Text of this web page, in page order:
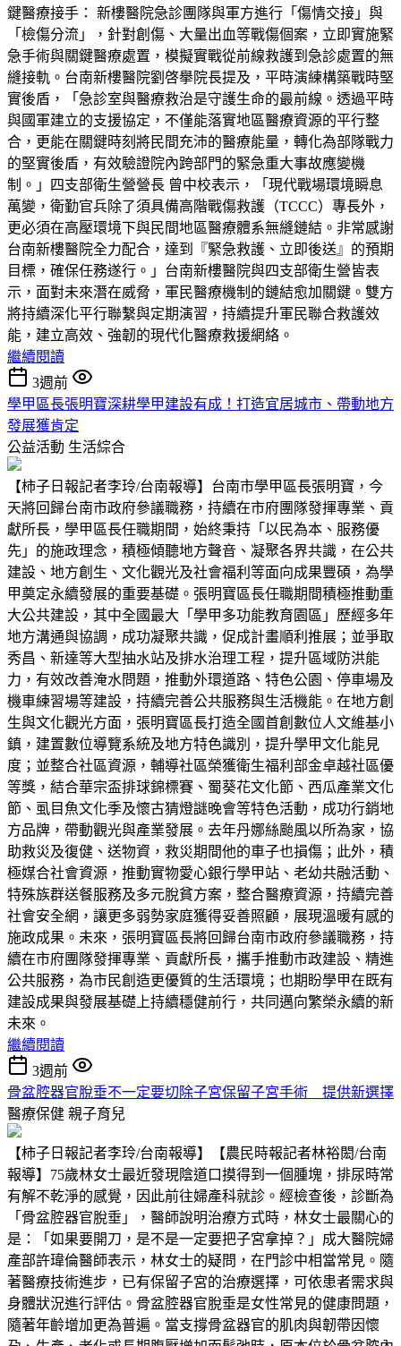
鍵醫療接手： 新樓醫院急診團隊與軍方進行「傷情交接」與
「檢傷分流」，針對創傷、大量出血等戰傷個案，立即實施緊
急手術與關鍵醫療處置，模擬實戰從前線救護到急診處置的無
縫接軌。台南新樓醫院劉啓擧院長提及，平時演練構築戰時堅
實後盾，「急診室與醫療救治是守護生命的最前線。透過平時
與國軍建立的支援協定，不僅能落實地區醫療資源的平行整
合，更能在關鍵時刻將民間充沛的醫療能量，轉化為部隊戰力
的堅實後盾，有效驗證院內跨部門的緊急重大事故應變機
制。」四支部衛生營營長 曾中校表示，「現代戰場環境瞬息
萬變，衛勤官兵除了須具備高階戰傷救護（TCCC）專長外，
更必須在高壓環境下與民間地區醫療體系無縫鏈結。非常感謝
台南新樓醫院全力配合，達到『緊急救護、立即後送』的預期
目標，確保任務遂行。」台南新樓醫院與四支部衛生營皆表
示，面對未來潛在威脅，軍民醫療機制的鏈結愈加關鍵。雙方
將持續深化平行聯繫與定期演習，持續提升軍民聯合救護效
能，建立高效、強韌的現代化醫療救援網絡。
繼續閱讀
3週前
學甲區長張明寶深耕學甲建設有成！打造宜居城市、帶動地方
發展獲肯定
公益活動 生活綜合
【柿子日報記者李玲/台南報導】台南市學甲區長張明寶，今
天將回歸台南市政府參議職務，持續在市府團隊發揮專業、貢
獻所長，學甲區長任職期間，始終秉持「以民為本、服務優
先」的施政理念，積極傾聽地方聲音、凝聚各界共識，在公共
建設、地方創生、文化觀光及社會福利等面向成果豐碩，為學
甲奠定永續發展的重要基礎。張明寶區長任職期間積極推動重
大公共建設，其中全國最大「學甲多功能教育園區」歷經多年
地方溝通與協調，成功凝聚共識，促成計畫順利推展；並爭取
秀昌、新達等大型抽水站及排水治理工程，提升區域防洪能
力，有效改善淹水問題，推動外環道路、特色公園、停車場及
機車練習場等建設，持續完善公共服務與生活機能。在地方創
生與文化觀光方面，張明寶區長打造全國首創數位人文維基小
鎮，建置數位導覽系統及地方特色識別，提升學甲文化能見
度；並整合社區資源，輔導社區榮獲衛生福利部金卓越社區優
等獎，結合華宗盃排球錦標賽、蜀葵花文化節、西瓜產業文化
節、虱目魚文化季及懷古猜燈謎晚會等特色活動，成功行銷地
方品牌，帶動觀光與產業發展。去年丹娜絲颱風以所為家，協
助救災及復健、送物資，救災期間他的車子也損傷；此外，積
極媒合社會資源，推動實物愛心銀行學甲站、老幼共融活動、
特殊族群送餐服務及多元脫貧方案，整合醫療資源，持續完善
社會安全網，讓更多弱勢家庭獲得妥善照顧，展現溫暖有感的
施政成果。未來，張明寶區長將回歸台南市政府參議職務，持
續在市府團隊發揮專業、貢獻所長，攜手推動市政建設、精進
公共服務，為市民創造更優質的生活環境；也期盼學甲在既有
建設成果與發展基礎上持續穩健前行，共同邁向繁榮永續的新
未來。
繼續閱讀
3週前
骨盆腔器官脫垂不一定要切除子宮保留子宮手術 提供新選擇
醫療保健 親子育兒
【柿子日報記者李玲/台南報導】【農民時報記者林裕閎/台南
報導】75歲林女士最近發現陰道口摸得到一個腫塊，排尿時常
有解不乾淨的感覺，因此前往婦產科就診。經檢查後，診斷為
「骨盆腔器官脫垂」，醫師說明治療方式時，林女士最關心的
是：「如果要開刀，是不是一定要把子宮拿掉？」成大醫院婦
產部許瑋倫醫師表示，林女士的疑問，在門診中相當常見。隨
著醫療技術進步，已有保留子宮的治療選擇，可依患者需求與
身體狀況進行評估。骨盆腔器官脫垂是女性常見的健康問題，
隨著年齡增加更為普遍。當支撐骨盆器官的肌肉與韌帶因懷